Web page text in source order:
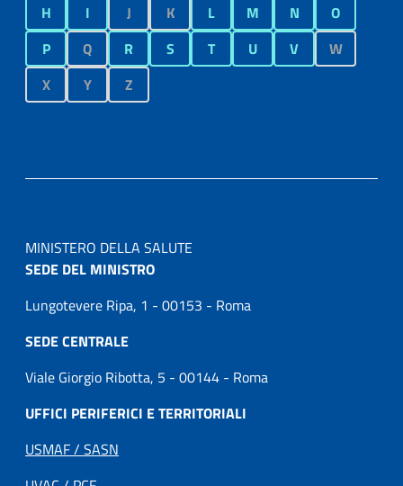
H
I J K L M N
O
P
Q R S T U V
W
X
Y Z
MINISTERO DELLA SALUTE
SEDE DEL MINISTRO
Lungotevere Ripa, 1 - 00153 - Roma
SEDE CENTRALE
Viale Giorgio Ribotta, 5 - 00144 - Roma
UFFICI PERIFERICI E TERRITORIALI
USMAF / SASN